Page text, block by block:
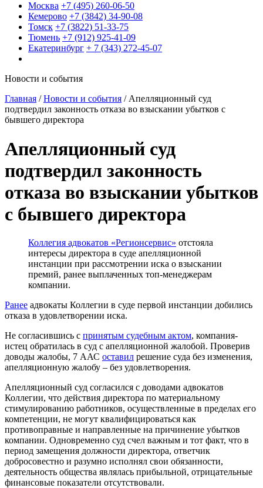
Москва +7 (495) 260-06-50
Кемерово +7 (3842) 34-90-08
Томск +7 (3822) 51-33-75
Тюмень +7 (912) 925-41-09
Екатеринбург + 7 (343) 272-45-07
Новости и события
Главная /Новости и события / Апелляционный суд
подтвердил законность отказа во взыскании убытков с
бывшего директора
Апелляционный суд
подтвердил законность
отказа во взыскании убытков
с бывшего директора
Коллегия адвокатов «Регионсервис» отстояла
интересы директора в суде апелляционной
инстанции при рассмотрении иска о взыскании
премий, ранее выплаченных топ-менеджерам
компании.
Ранее адвокаты Коллегии в суде первой инстанции добились
отказа в удовлетворении иска.
Не согласившись с принятым судебным актом, компания-
истец обратилась в суд с апелляционной жалобой. Проверив
доводы жалобы, 7 ААС оставил решение суда без изменения,
апелляционную жалобу – без удовлетворения.
Апелляционный суд согласился с доводами адвокатов
Коллегии, что действия директора по материальному
стимулированию работников, осуществленные в пределах его
компетенции, не могут квалифицироваться как
противоправные и направленные на причинение убытков
компании. Одновременно суд счел важным и тот факт, что в
период замещения должности директора, ответчик
добросовестно и разумно исполнял свои обязанности,
деятельность общества являлась прибыльной, отрицательные
финансовые показатели отсутствовали.